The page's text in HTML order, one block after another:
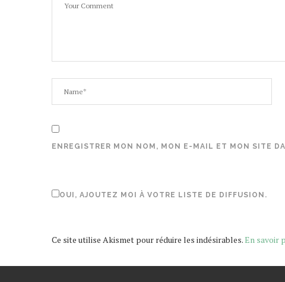
ENREGISTRER MON NOM, MON E-MAIL ET MON SITE
OUI, AJOUTEZ MOI À VOTRE LISTE DE DIFFUSION.
Ce site utilise Akismet pour réduire les indésirables.En savoir